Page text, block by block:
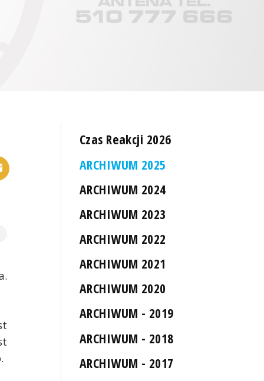
Czas Reakcji 2026
ARCHIWUM 2025
ARCHIWUM 2024
ARCHIWUM 2023
ARCHIWUM 2022
ARCHIWUM 2021
ARCHIWUM 2020
ARCHIWUM - 2019
ARCHIWUM - 2018
ARCHIWUM - 2017